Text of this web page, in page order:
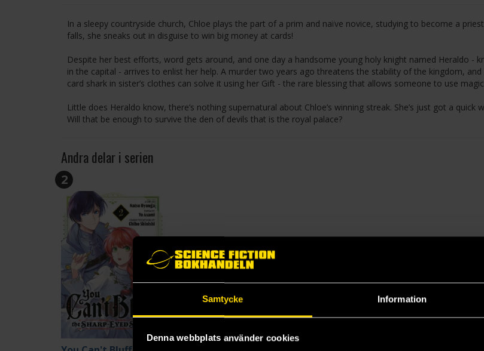
Samtycke Information
Denna webbplats använder cookies
In a sleepy countryside church, Chloe plays the part of a prim and naïve novice, studying to become a
falls, she sneaks out in disguise to win big money at cards!
Despite her best efforts, word gets around, and one day a handsome young holy knight named Heraldo -
in the capital - arrives to enlist her help. A murder two years ago threatens the stability of the kingdom,
card shark in sister’s clothes can solve it using her Gift - the rare blessing that allows someone to use
Little does Heraldo know, there’s nothing supernatural about Chloe’s winning streak. She’s just got a quick
Will that be enough to survive the den of devils that is the royal palace?
Andra delar i serien
2